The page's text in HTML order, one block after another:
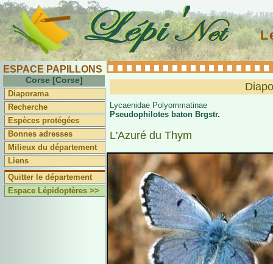
ESPACE PAPILLONS
Corse [Corse]
Diaporama
Recherche
Espèces protégées
Bonnes adresses
Milieux du département
Liens
Quitter le département
Espace Lépidoptères >>
Lycaenidae Polyommatinae
Pseudophilotes baton Brgstr.
L'Azuré du Thym